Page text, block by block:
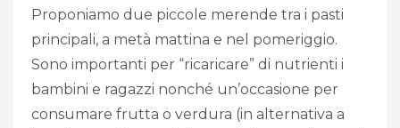
Proponiamo due piccole merende tra i pasti
principali, a metà mattina e nel pomeriggio.
Sono importanti per “ricaricare” di nutrienti i
bambini e ragazzi nonché un’occasione per
consumare frutta o verdura (in alternativa a